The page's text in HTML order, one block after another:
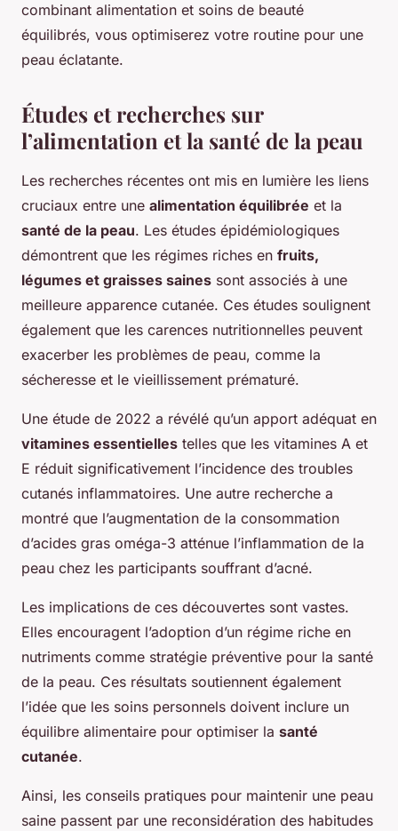
combinant alimentation et soins de beauté
équilibrés, vous optimiserez votre routine pour une
peau éclatante.
Études et recherches sur
l’alimentation et la santé de la peau
Les recherches récentes ont mis en lumière les liens
cruciaux entre une alimentation équilibrée et la
santé de la peau. Les études épidémiologiques
démontrent que les régimes riches en fruits,
légumes et graisses saines sont associés à une
meilleure apparence cutanée. Ces études soulignent
également que les carences nutritionnelles peuvent
exacerber les problèmes de peau, comme la
sécheresse et le vieillissement prématuré.
Une étude de 2022 a révélé qu’un apport adéquat en
vitamines essentielles telles que les vitamines A et
E réduit significativement l’incidence des troubles
cutanés inflammatoires. Une autre recherche a
montré que l’augmentation de la consommation
d’acides gras oméga-3 atténue l’inflammation de la
peau chez les participants souffrant d’acné.
Les implications de ces découvertes sont vastes.
Elles encouragent l’adoption d’un régime riche en
nutriments comme stratégie préventive pour la santé
de la peau. Ces résultats soutiennent également
l’idée que les soins personnels doivent inclure un
équilibre alimentaire pour optimiser la santé
cutanée.
Ainsi, les conseils pratiques pour maintenir une peau
saine passent par une reconsidération des habitudes